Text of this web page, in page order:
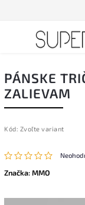
PÁNSKE
ZALIEVAM
Kód: Zvoľte variant
Značka:MMO